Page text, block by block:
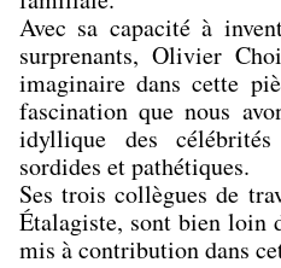
Avec sa capacité à
surprenants, Olivier
imaginaire dans cette
fascination que nous
idyllique des
sordides et pathétiques.
Ses trois collègues de
Étalagiste, sont bien loin
mis à contribution dans